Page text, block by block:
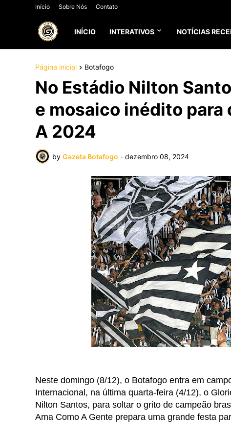
Início Sobre Nós Contato
INÍCIO INTERATIVOS NOTÍCIAS
Página inicial Botafogo
No Estádio Nilton
e mosaico inédito para
A 2024
by Gazeta Botafogo - dezembro 08, 2024
Neste domingo (8/12), o Botafogo entra em
Internacional, na última quarta-feira (4/12), o
Nilton Santos, para soltar o grito de campeão
Ama Como A Gente prepara uma grande festa